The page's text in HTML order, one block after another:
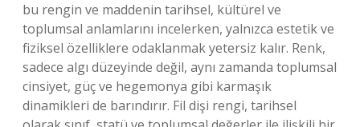
bu rengin ve maddenin tarihsel, kültürel ve
toplumsal anlamlarını incelerken, yalnızca estetik ve
fiziksel özelliklere odaklanmak yetersiz kalır. Renk,
sadece algı düzeyinde değil, aynı zamanda toplumsal
cinsiyet, güç ve hegemonya gibi karmaşık
dinamikleri de barındırır. Fil dişi rengi, tarihsel